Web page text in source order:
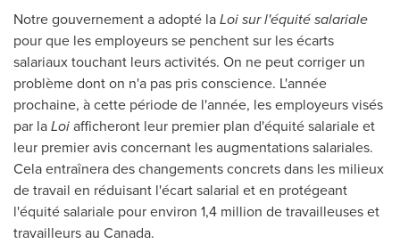
Notre gouvernement a adopté laLoi sur l'équité salariale
pour que les employeurs se penchent sur les écarts
salariaux touchant leurs activités. On ne peut corriger un
problème dont on n'a pas pris conscience. L'année
prochaine, à cette période de l'année, les employeurs visés
par laLoiafficheront leur premier plan d'équité salariale et
leur premier avis concernant les augmentations salariales.
Cela entraînera des changements concrets dans les milieux
de travail en réduisant l'écart salarial et en protégeant
l'équité salariale pour environ 1,4 million de travailleuses et
travailleurs au Canada.